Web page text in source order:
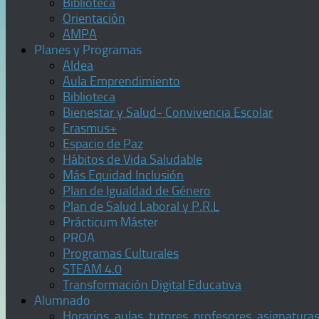
Orientación
AMPA
Planes y Programas
Aldea
Aula Emprendimiento
Biblioteca
Bienestar y Salud- Convivencia Escolar
Erasmus+
Espacio de Paz
Hábitos de Vida Saludable
Más Equidad Inclusión
Plan de Igualdad de Género
Plan de Salud Laboral y P.R.L
Prácticum Máster
PROA
Programas Culturales
STEAM 4.0
Transformación Digital Educativa
Alumnado